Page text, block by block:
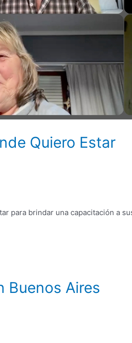
Quiero Estar
para brindar una capacitación a
Buenos Aires